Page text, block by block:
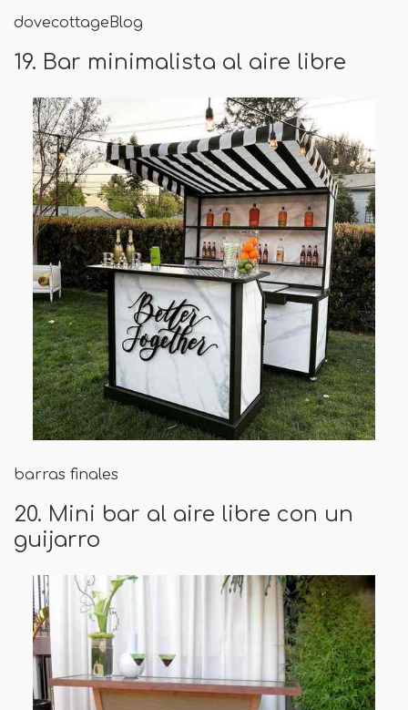
dovecottageBlog
19. Bar minimalista al aire libre
barras finales
20. Mini bar al aire libre con un
guijarro